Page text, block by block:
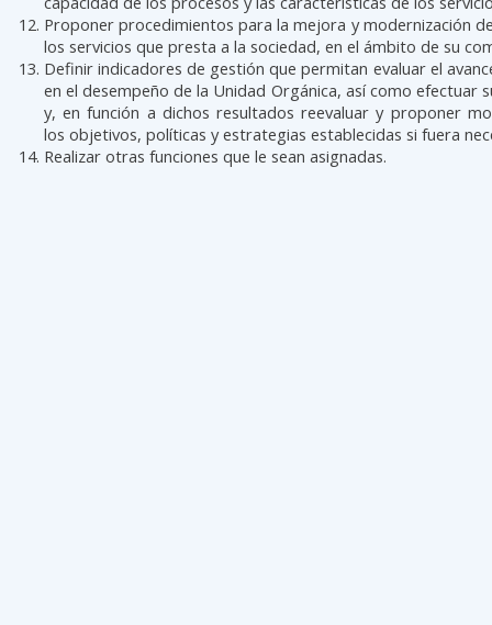
Proponer procedimientos para la mejora y modernización
los servicios que presta a la sociedad, en el ámbito de su
Definir indicadores de gestión que permitan evaluar el
en el desempeño de la Unidad Orgánica, así como efectuar
y, en función a dichos resultados reevaluar y proponer
los objetivos, políticas y estrategias establecidas si fuera
Realizar otras funciones que le sean asignadas.